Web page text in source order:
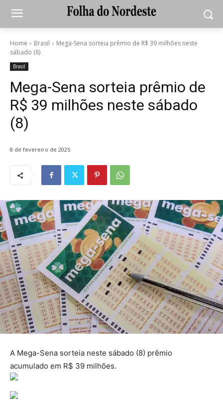
Home Brasil
Mega-Sena sorteia prêmio de R$ 39 milhões neste
sábado (8)
Brasil
Mega-Sena sorteia prêmio de
R$ 39 milhões neste sábado
(8)
8 de fevereiro de 2025
A Mega-Sena sorteia neste sábado (8) prêmio
acumulado em R$ 39 milhões.